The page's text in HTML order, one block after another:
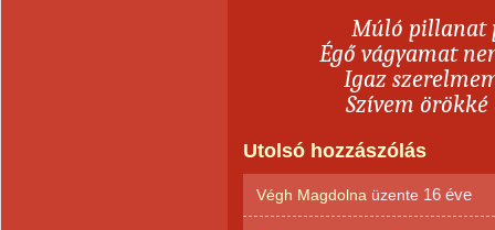
Múló pillanat
Égő vágyamat
Igaz
Szívem
Utolsó hozzászólás
Végh Magdolna üzente 16 éve